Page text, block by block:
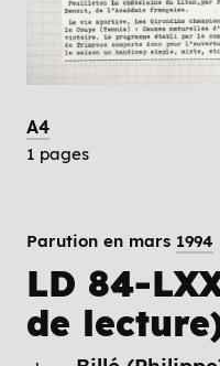
A4
1 pages
Parution en mars 1994
LD 84-
de